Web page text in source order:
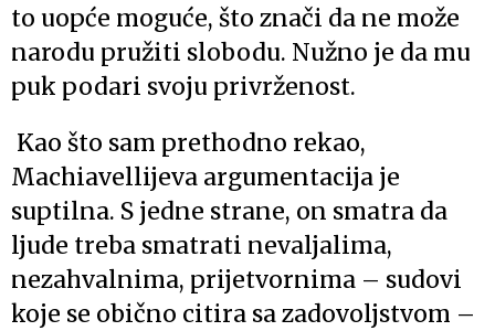
to uopće moguće, što znači da ne može
narodu pružiti slobodu. Nužno je da mu
puk podari svoju privrženost.
Kao što sam prethodno rekao,
Machiavellijeva argumentacija je
suptilna. S jedne strane, on smatra da
ljude treba smatrati nevaljalima,
nezahvalnima, prijetvornima – sudovi
koje se obično citira sa zadovoljstvom –